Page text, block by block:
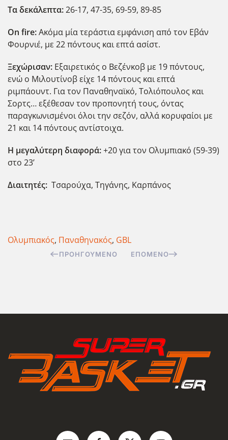
Τα δεκάλεπτα:26-17, 47-35, 69-59, 89-85
Οn fire:Ακόμα μία τεράστια εμφάνιση από τον Εβάν
Φουρνιέ, με 22 πόντους και επτά ασίστ.
Ξεχώρισαν: Εξαιρετικός ο Βεζένκοβ με 19 πόντους,
ενώ ο Μιλουτίνοβ είχε 14 πόντους και επτά
ριμπάουντ. Για τον Παναθηναϊκό, Τολιόπουλος και
Σορτς… εξέθεσαν τον προπονητή τους, όντας
παραγκωνισμένοι όλοι την σεζόν, αλλά κορυφαίοι με
21 και 14 πόντους αντίστοιχα.
Η μεγαλύτερη διαφορά:+20 για τον Ολυμπιακό (59-39)
στο 23’
Διαιτητές: Τσαρούχα, Τηγάνης, Καρπάνος
Ολυμπιακός, Παναθηνακός, GBL
ΠΡΟΗΓΟΎΜΕΝΟ ΕΠΌΜΕΝΟ